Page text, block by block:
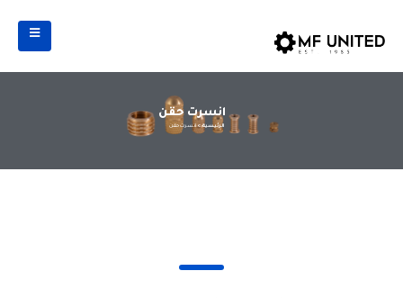
انسرت حقن
الرئيسية > انسرت حقن